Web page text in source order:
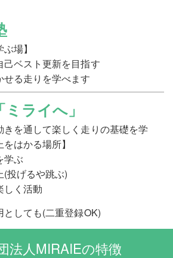
場】
己ベスト更新を目指す
せる走りを学べます
ライへ」
きを通して楽しく走りの基礎を学
はかる場所】
学ぶ
(投げるや跳ぶ)
しく活動
としても(二重登録OK)
法人MIRAIEの特徴